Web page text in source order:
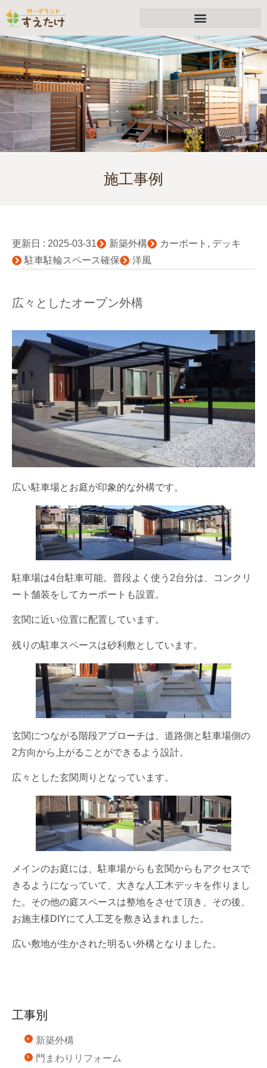
施工事例
更新日 : 2025-03-31 新築外構 カーポート , デッキ
駐車駐輪スペース確保
洋風
広々としたオープン外構
広い駐車場とお庭が印象的な外構です。
駐車場は4台駐車可能。普段よく使う2台分は、コンクリ
ート舗装をしてカーポートも設置。
玄関に近い位置に配置しています。
残りの駐車スペースは砂利敷としています。
玄関につながる階段アプローチは、道路側と駐車場側の
2方向から上がることができるよう設計。
広々とした玄関周りとなっています。
メインのお庭には、駐車場からも玄関からもアクセスで
きるようになっていて、大きな人工木デッキを作りまし
た。その他の庭スペースは整地をさせて頂き、その後、
お施主様DIYにて人工芝を敷き込まれました。
広い敷地が生かされた明るい外構となりました。
工事別
新築外構
門まわりリフォーム